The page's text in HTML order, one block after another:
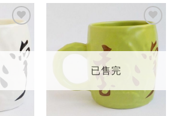
「願
望輕
單」
加入
「願
望輕
已售完